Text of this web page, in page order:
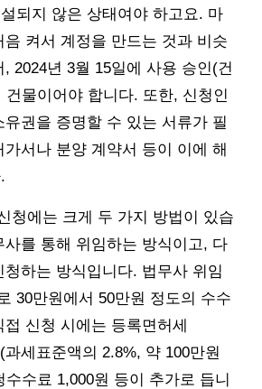
되지 않은 상태여야 하고요. 마
음 켜서 계정을 만드는 것과 비슷
2024년 3월 15일에 사용 승인(건
건물이어야 합니다. 또한, 신청인
권을 증명할 수 있는 서류가 필
서나 분양 계약서 등이 이에 해
청에는 크게 두 가지 방법이 있습
사를 통해 위임하는 방식이고, 다
하는 방식입니다. 법무사 위임
30만원에서 50만원 정도의 수수
신청 시에는 등록면허세
과세표준액의 2.8%, 약 100만원
수료 1,000원 등이 추가로 듭니